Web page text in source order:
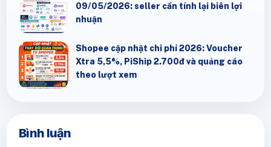
09/05/2026: seller cần tính lại biên lợi
nhuận
Shopee cập nhật chi phí 2026: Voucher
Xtra 5,5%, PiShip 2.700đ và quảng cáo
theo lượt xem
Bình luận